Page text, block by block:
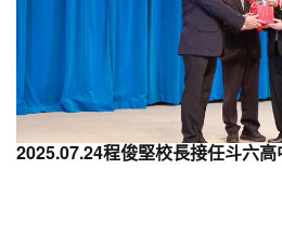
2025.07.24程俊堅校長接任斗六